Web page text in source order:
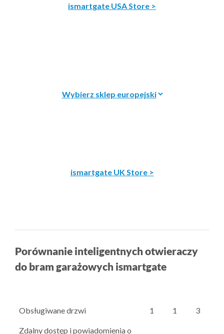
ismartgate USA Store >
ismartgate UK Store >
Porównanie inteligentnych otwieraczy
do bram garażowych ismartgate
Obsługiwane drzwi 1 1 3
Zdalny dostęp i powiadomienia o